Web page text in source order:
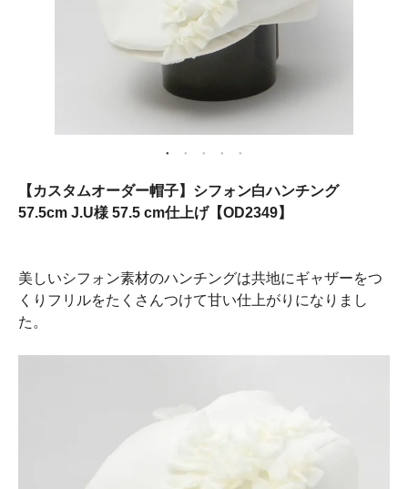
【カスタムオーダー帽子】シフォン白ハンチング
57.5cm J.U様 57.5 cm仕上げ【OD2349】
美しいシフォン素材のハンチングは共地にギャザーをつ
くりフリルをたくさんつけて甘い仕上がりになりまし
た。